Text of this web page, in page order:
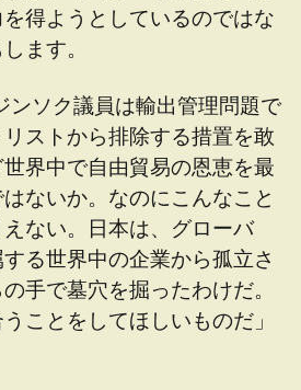
得ようとしているのではな
ます。
ンソク議員は輸出管理問題で
リストから排除する措置を敢
界中で自由貿易の恩恵を最
ないか。なのにこんなこと
ない。日本は、グローバ
る世界中の企業から孤立さ
手で墓穴を掘ったわけだ。
ことをしてほしいものだ」